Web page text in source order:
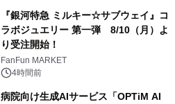
『銀河特急 ミルキー☆サブウェイ』コ
ラボジュエリー 第一弾 8/10（月）よ
り受注開始！
FanFun MARKET
4時間前
病院向け生成AIサービス「OPTiM AI